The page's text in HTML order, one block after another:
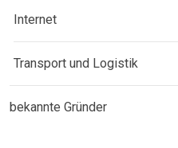
Internet
Transport und Logistik
bekannte Gründer